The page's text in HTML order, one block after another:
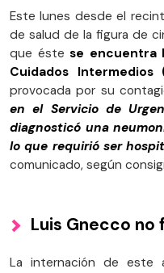
Este lunes desde el
de salud de la figura de
que éste se encuentra
Cuidados Intermedios
provocada por su
en el Servicio de
diagnosticó una
lo que requirió ser
comunicado, según
Luis Gnecco no
La internación de este